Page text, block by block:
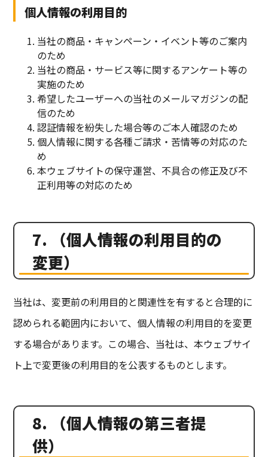
個人情報の利用目的
当社の商品・キャンペーン・イベント等のご案内
のため
当社の商品・サービス等に関するアンケート等の
実施のため
希望したユーザーへの当社のメールマガジンの配
信のため
認証情報を紛失した場合等のご本人確認のため
個人情報に関する各種ご請求・苦情等の対応のた
め
本ウェブサイトの保守運営、不具合の修正及び不
正利用等の対応のため
7. （個人情報の利用目的の
変更）
当社は、変更前の利用目的と関連性を有すると合理的に
認められる範囲内において、個人情報の利用目的を変更
する場合があります。この場合、当社は、本ウェブサイ
ト上で変更後の利用目的を公表するものとします。
8. （個人情報の第三者提
供）